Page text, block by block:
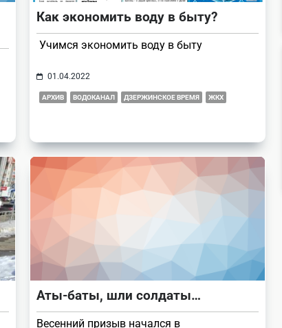
Как экономить воду в быту?
Учимся экономить воду в быту
01.04.2022
АРХИВ ВОДОКАНАЛ ДЗЕРЖИНСКОЕ ВРЕМЯ ЖКХ
Аты-баты, шли солдаты…
Весенний призыв начался в